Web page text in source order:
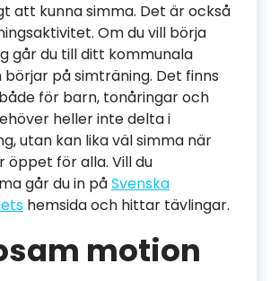
att kunna simma. Det är också
Om du vill börja
går du till ditt kommunala
börjar på simträning. Det finns
för barn, tonåringar och
heller inte delta i
utan kan lika väl simma när
öppet för alla. Vill du
går du in påSvenska
hemsida och hittar tävlingar.
motion